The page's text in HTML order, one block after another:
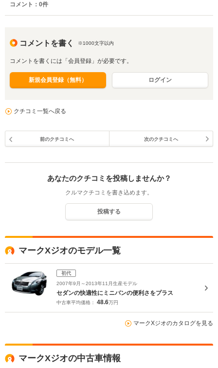
コメント： 0件
コメントを書く ※1000文字以内
コメントを書くには「会員登録」が必要です。
新規会員登録（無料） ログイン
クチコミ一覧へ戻る
前のクチコミへ 次のクチコミへ
あなたのクチコミを投稿しませんか？
クルマクチコミを書き込めます。
投稿する
マークXジオのモデル一覧
初代
2007年9月～2013年11月生産モデル
セダンの快適性にミニバンの便利さをプラス
中古車平均価格： 48.6万円
マークXジオのカタログを見る
マークXジオの中古車情報